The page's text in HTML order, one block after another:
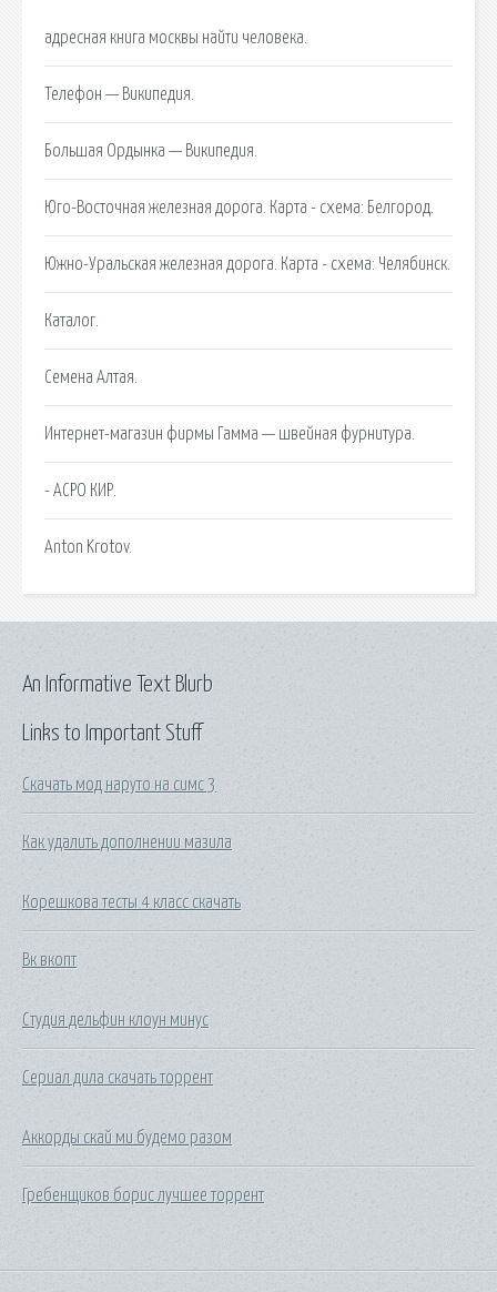
адресная книга москвы найти человека.
Телефон — Википедия.
Большая Ордынка — Википедия.
Юго-Восточная железная дорога. Карта - cхема: Белгород.
Южно-Уральская железная дорога. Карта - cхема: Челябинск.
Каталог.
Семена Алтая.
Интернет-магазин фирмы Гамма — швейная фурнитура.
- АСРО КИР.
Anton Krotov.
Links to Important Stuff
Скачать мод наруто на симс 3
Как удалить дополнении мазила
Корешкова тесты 4 класс скачать
Вк вкопт
Студия дельфин клоун минус
Сериал дила скачать торрент
Аккорды скай ми будемо разом
Гребенщиков борис лучшее торрент
An Informative Text Blurb